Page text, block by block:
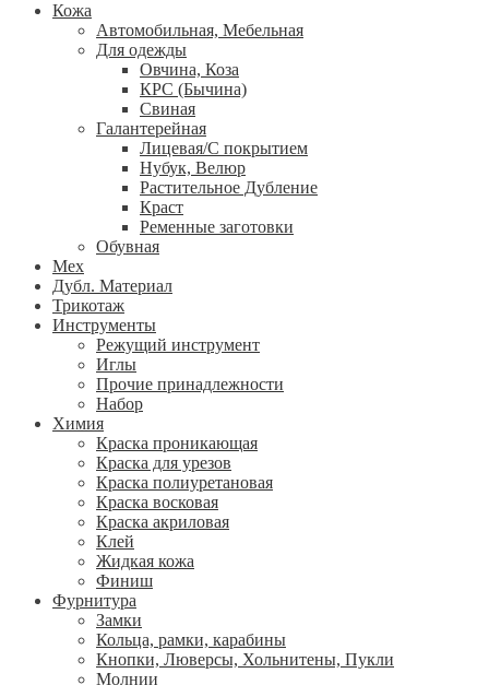
Кожа
Автомобильная, Мебельная
Для одежды
Овчина, Коза
КРС (Бычина)
Свиная
Галантерейная
Лицевая/С покрытием
Нубук, Велюр
Растительное Дубление
Краст
Ременные заготовки
Обувная
Мех
Дубл. Материал
Трикотаж
Инструменты
Режущий инструмент
Иглы
Прочие принадлежности
Набор
Химия
Краска проникающая
Краска для урезов
Краска полиуретановая
Краска восковая
Краска акриловая
Клей
Жидкая кожа
Финиш
Фурнитура
Замки
Кольца, рамки, карабины
Кнопки, Люверсы, Хольнитены, Пукли
Молнии